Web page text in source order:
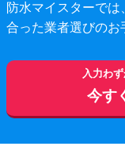
防水マイスターで
合った業者選びのお
入力わ
今す